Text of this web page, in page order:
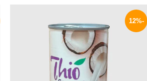
-12%
هو:
135 EGP.
هو: